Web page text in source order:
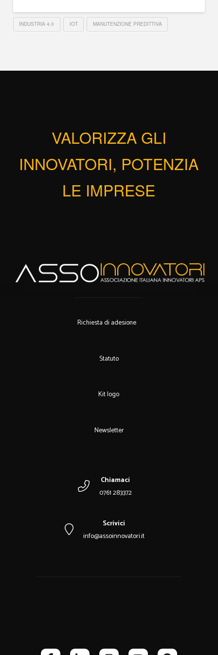
INDUSTRIA 4.0 IOT MANUTENZIONE PREDITTIVA
VALORIZZA GLI
INNOVATORI, POTENZIA
LE IMPRESE
Richiesta di adesione
Statuto
Kit logo
Newsletter
Chiamaci
0761 283372
Scrivici
info@assoinnovatori.it